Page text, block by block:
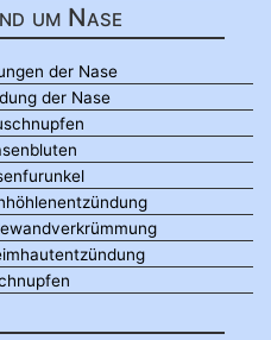
um Nase
der Nase
der Nase